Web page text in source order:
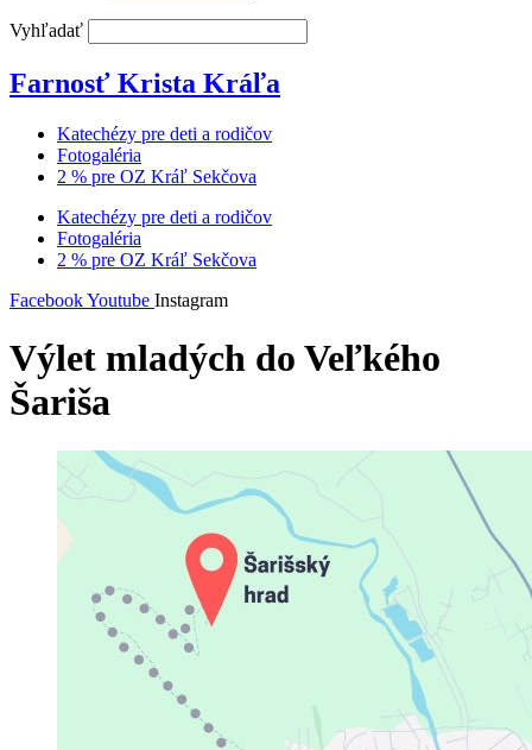
Vyhľadať
Farnosť Krista Kráľa
Katechézy pre deti a rodičov
Fotogaléria
2 % pre OZ Kráľ Sekčova
Katechézy pre deti a rodičov
Fotogaléria
2 % pre OZ Kráľ Sekčova
FacebookYoutube Instagram
Výlet mladých do Veľkého
Šariša